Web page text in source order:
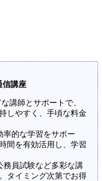
信講座
な講師とサポートで、
しやすく、手頃な料金
率的な学習をサポー
間を有効活用し、学習
務員試験など多彩な講
タイミング次第でお得